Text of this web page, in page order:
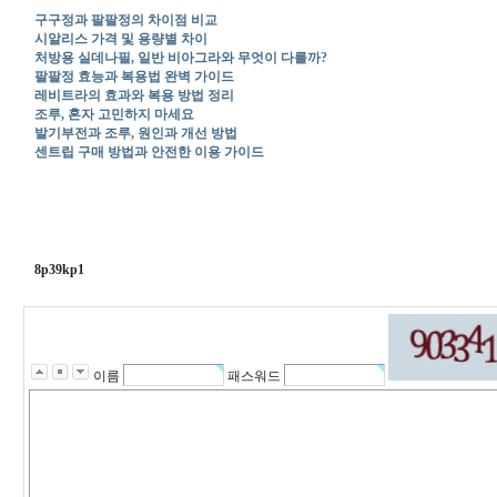
구구정과 팔팔정의 차이점 비교
시알리스 가격 및 용량별 차이
처방용 실데나필, 일반 비아그라와 무엇이 다를까?
팔팔정 효능과 복용법 완벽 가이드
레비트라의 효과와 복용 방법 정리
조루, 혼자 고민하지 마세요
발기부전과 조루, 원인과 개선 방법
센트립 구매 방법과 안전한 이용 가이드
8p39kp1
이름 패스워드